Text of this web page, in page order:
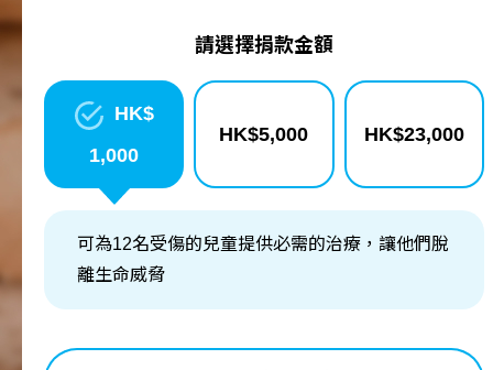
請選擇捐款金額
HK$
1,000
HK$5,000 HK$23,000
可為12名受傷的兒童提供必需的治療，讓他們脫
離生命威脅